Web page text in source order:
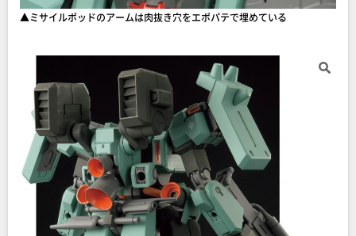
▲ミサイルポッドのアームは肉抜き穴をエポパテで埋めている